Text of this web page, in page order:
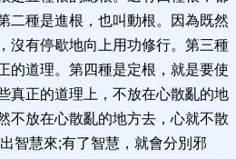
二種是進根，也叫動根。因為既然
沒有停歇地向上用功修行。第三種
的道理。第四種是定根，就是要使
真正的道理上，不放在心散亂的地
不放在心散亂的地方去，心就不散
智慧來;有了智慧，就會分別邪